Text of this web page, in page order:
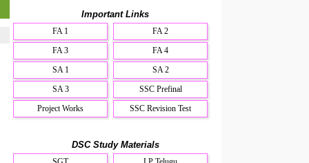
Important Links
FA 1
FA 2
FA 3
FA 4
SA 1
SA 2
SA 3
SSC Prefinal
Project Works
SSC Revision Test
DSC Study Materials